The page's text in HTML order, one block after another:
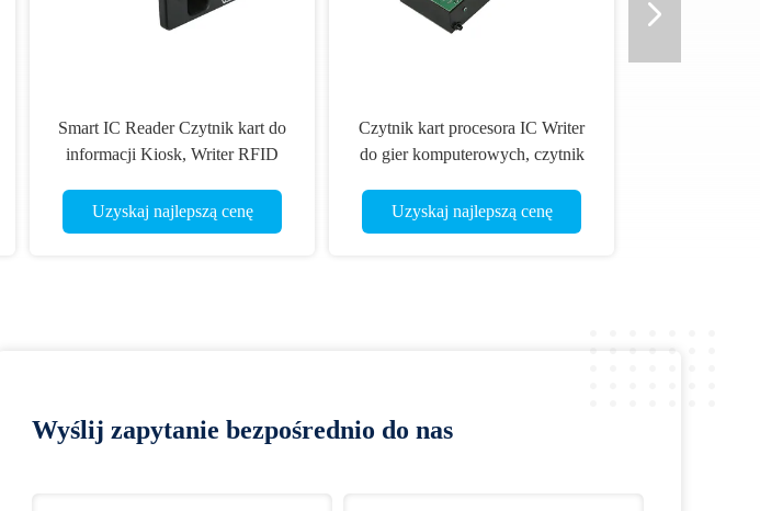
Smart IC Reader Czytnik kart do
informacji Kiosk, Writer RFID
Uzyskaj najlepszą cenę
Czytnik kart procesora IC Writer
do gier komputerowych, czytnik
Uzyskaj najlepszą cenę
Wyślij zapytanie bezpośrednio do nas